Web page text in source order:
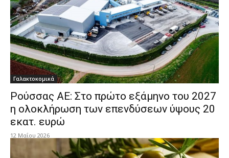
Γαλακτοκομικά
Ρούσσας ΑΕ: Στο πρώτο εξάμηνο του 2027
η ολοκλήρωση των επενδύσεων ύψους 20
εκατ. ευρώ
12 Μαΐου 2026